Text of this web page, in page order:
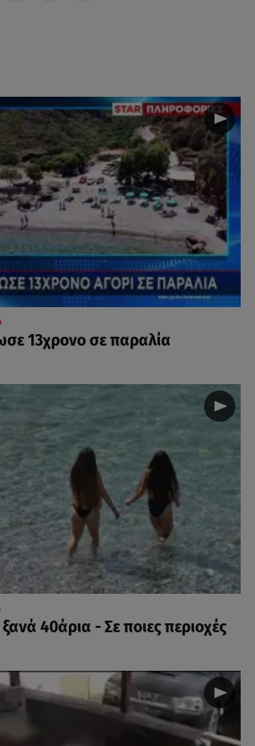
13χρονο σε παραλία
40άρια - Σε ποιες περιοχές